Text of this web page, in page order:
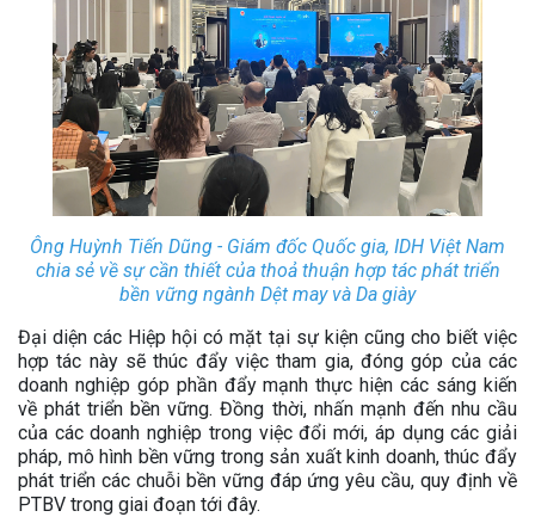
Ông Huỳnh Tiến Dũng - Giám đốc Quốc gia, IDH Việt Nam
chia sẻ về sự cần thiết của thoả thuận hợp tác phát triển
bền vững ngành Dệt may và Da giày
Đại diện các Hiệp hội có mặt tại sự kiện cũng cho biết việc
hợp tác này sẽ thúc đẩy việc tham gia, đóng góp của các
doanh nghiệp góp phần đẩy mạnh thực hiện các sáng kiến
về phát triển bền vững. Đồng thời, nhấn mạnh đến nhu cầu
của các doanh nghiệp trong việc đổi mới, áp dụng các giải
pháp, mô hình bền vững trong sản xuất kinh doanh, thúc đẩy
phát triển các chuỗi bền vững đáp ứng yêu cầu, quy định về
PTBV trong giai đoạn tới đây.